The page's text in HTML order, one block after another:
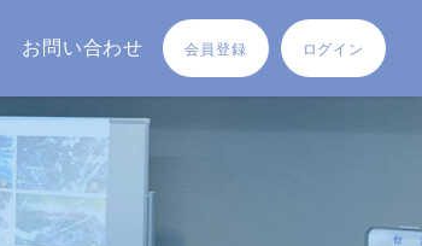
お問い合わせ 会員登録 ログイン